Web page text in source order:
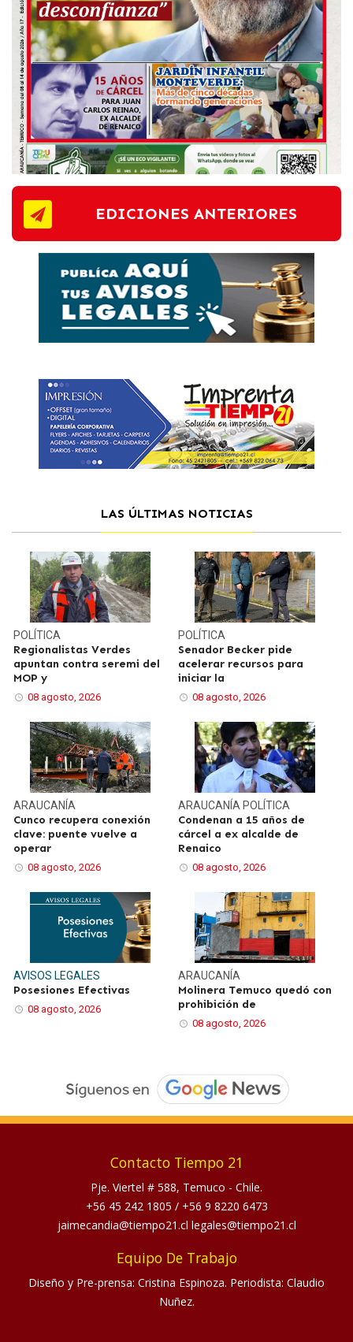
EDICIONES ANTERIORES
LAS ÚLTIMAS NOTICIAS
POLÍTICA
Regionalistas Verdes
apuntan contra seremi del
MOP y
08 agosto, 2026
POLÍTICA
Senador Becker pide
acelerar recursos para
iniciar la
08 agosto, 2026
ARAUCANÍA
Cunco recupera conexión
clave: puente vuelve a
operar
08 agosto, 2026
ARAUCANÍA POLÍTICA
Condenan a 15 años de
cárcel a ex alcalde de
Renaico
08 agosto, 2026
AVISOS LEGALES
Posesiones Efectivas
08 agosto, 2026
ARAUCANÍA
Molinera Temuco quedó con
prohibición de
08 agosto, 2026
Contacto Tiempo 21
Pje. Viertel # 588, Temuco - Chile.
+56 45 242 1805 / +56 9 8220 6473
jaimecandia@tiempo21.cl legales@tiempo21.cl
Equipo De Trabajo
Diseño y Pre-prensa: Cristina Espinoza. Periodista: Claudio
Nuñez.